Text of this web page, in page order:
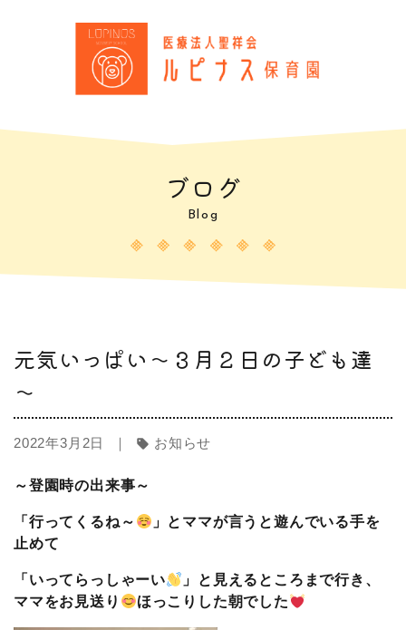
ブログ
Blog
元気いっぱい～３月２日の子ども達
～
2022年3月2日 ｜ sell お知らせ
～登園時の出来事～
「行ってくるね～
」とママが言うと遊んでいる手を
止めて
「いってらっしゃーい
」と見えるところまで行き、
ママをお見送り
ほっこりした朝でした